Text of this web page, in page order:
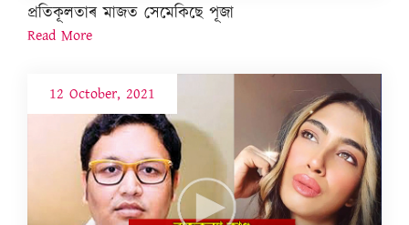
প্ৰতিকূলতাৰ মাজত সেমেকিছে পূজা
Read More
12 October, 2021